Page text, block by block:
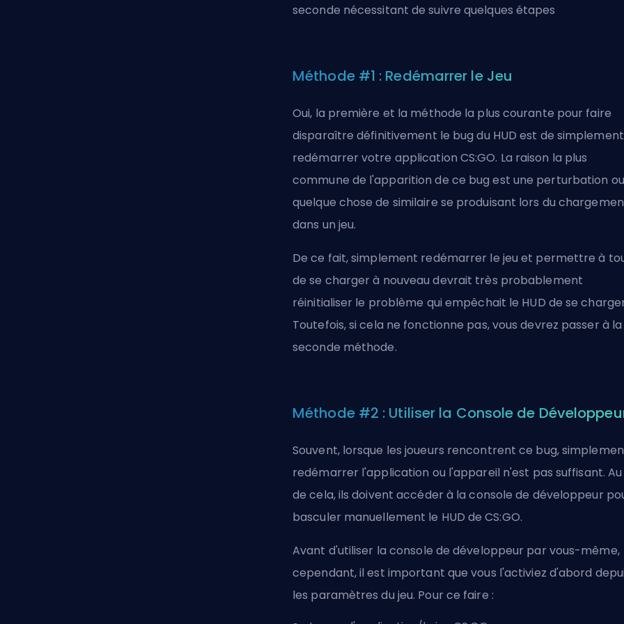
seconde nécessitant de suivre quelques étapes
Méthode #1 : Redémarrer le Jeu
Oui, la première et la méthode la plus courante pour faire
disparaître définitivement le bug du HUD est de simplement
redémarrer votre application CS:GO. La raison la plus
commune de l'apparition de ce bug est une perturbation ou
quelque chose de similaire se produisant lors du
dans un jeu.
De ce fait, simplement redémarrer le jeu et permettre à
de se charger à nouveau devrait très probablement
réinitialiser le problème qui empêchait le HUD de se
Toutefois, si cela ne fonctionne pas, vous devrez passer à la
seconde méthode.
Méthode #2 : Utiliser la Console de
Souvent, lorsque les joueurs rencontrent ce bug,
redémarrer l'application ou l'appareil n'est pas suffisant. Au
de cela, ils doivent accéder à la console de développeur
basculer manuellement le HUD de CS:GO.
Avant d'utiliser la console de développeur par vous-même,
cependant, il est important que vous l'activiez d'abord
les paramètres du jeu. Pour ce faire :